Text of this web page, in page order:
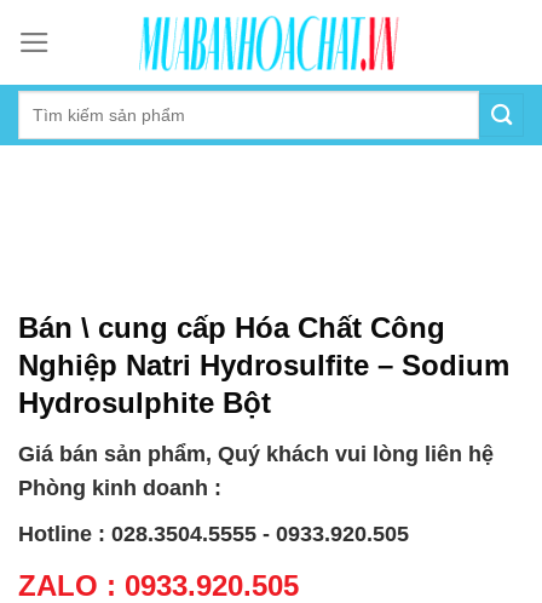
content
Bán \ cung cấp Hóa Chất Công
Nghiệp Natri Hydrosulfite – Sodium
Hydrosulphite Bột
Giá bán sản phẩm, Quý khách vui lòng liên hệ
Phòng kinh doanh :
Hotline : 028.3504.5555 - 0933.920.505
ZALO : 0933.920.505